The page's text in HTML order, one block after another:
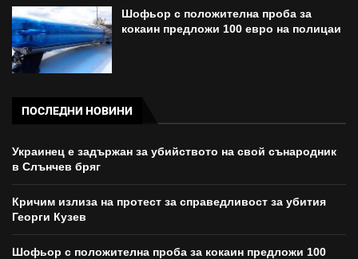
Шофьор с положителна проба за
кокаин предложи 100 евро на полицаи
ПОСЛЕДНИ НОВИНИ
Украинец е задържан за убийството на свой сънародник
в Слънчев бряг
Кричим излиза на протест за справедливост за убития
Георги Кузев
Шофьор с положителна проба за кокаин предложи 100